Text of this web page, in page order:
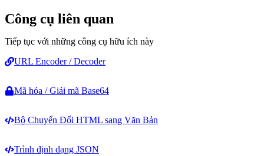
Công cụ liên quan
Tiếp tục với những công cụ hữu ích này
URL Encoder / Decoder
Mã hóa / Giải mã Base64
Bộ Chuyển Đổi HTML sang Văn Bản
Trình định dạng JSON